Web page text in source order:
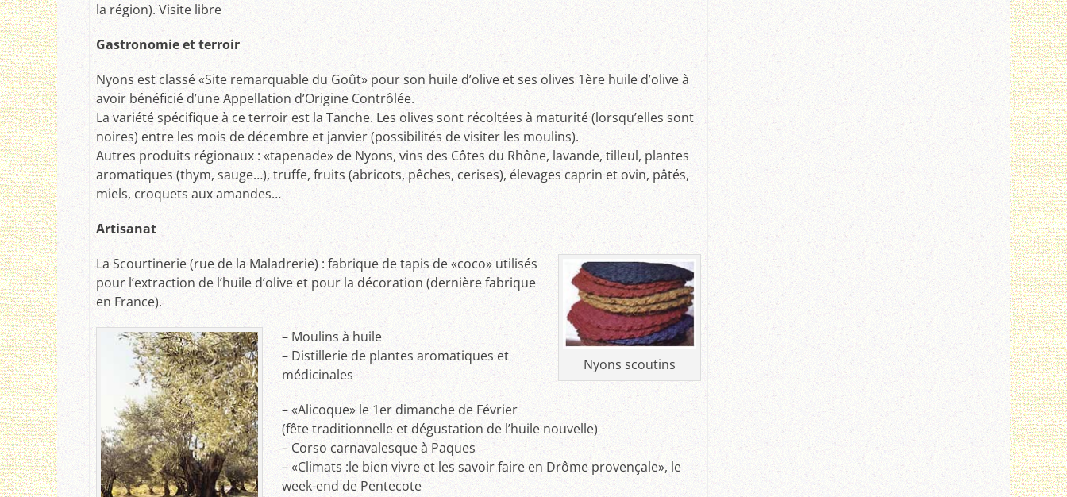
la région). Visite libre
Gastronomie et terroir
Nyons est classé «Site remarquable du Goût» pour son huile d’olive et ses olives 1ère huile d’olive à
avoir bénéficié d’une Appellation d’Origine Contrôlée.
La variété spécifique à ce terroir est la Tanche. Les olives sont récoltées à maturité (lorsqu’elles sont
noires) entre les mois de décembre et janvier (possibilités de visiter les moulins).
Autres produits régionaux : «tapenade» de Nyons, vins des Côtes du Rhône, lavande, tilleul, plantes
aromatiques (thym, sauge…), truffe, fruits (abricots, pêches, cerises), élevages caprin et ovin, pâtés,
miels, croquets aux amandes…
Artisanat
Nyons scoutins
La Scourtinerie (rue de la Maladrerie) : fabrique de tapis de «coco» utilisés
pour l’extraction de l’huile d’olive et pour la décoration (dernière fabrique
en France).
– Moulins à huile
– Distillerie de plantes aromatiques et
médicinales
– «Alicoque» le 1er dimanche de Février
(fête traditionnelle et dégustation de l’huile nouvelle)
– Corso carnavalesque à Paques
– «Climats :le bien vivre et les savoir faire en Drôme provençale», le
week-end de Pentecote